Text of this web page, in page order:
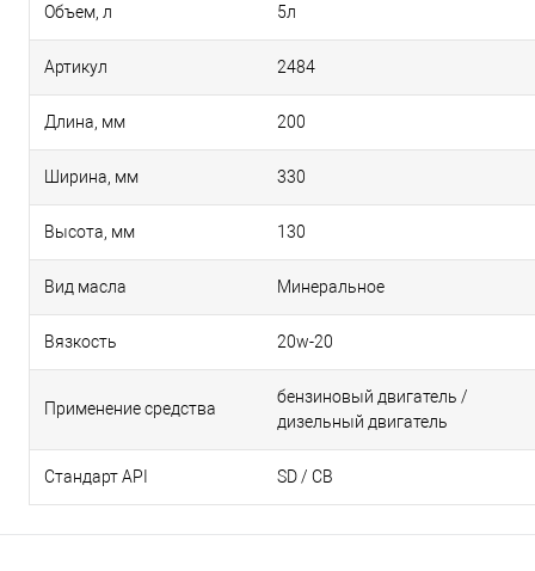
Объем, л 5л
Артикул 2484
Длина, мм 200
Ширина, мм 330
Высота, мм 130
Вид масла Минеральное
Вязкость 20w-20
Применение средства
бензиновый двигатель /
дизельный двигатель
Стандарт API SD / CB